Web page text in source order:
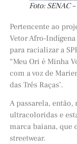
Foto: SENAC
Pertencente ao
Vetor Afro-Indígena
para racializar a
“Meu Ori é Minha
com a voz de
das Três Raças’.
A passarela,
ultracoloridas e
marca baiana, que
streetwear.